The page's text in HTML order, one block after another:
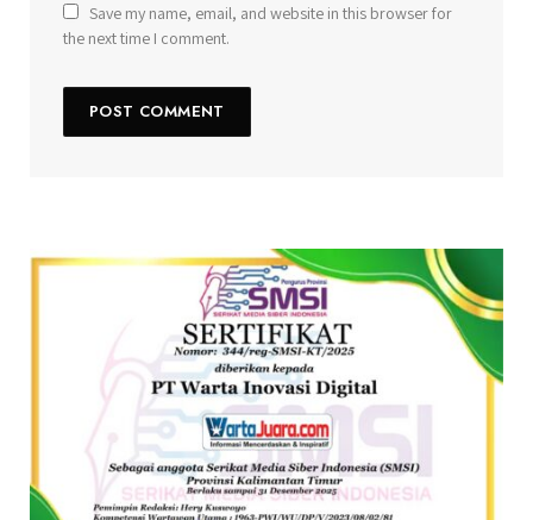
Save my name, email, and website in this browser for
the next time I comment.